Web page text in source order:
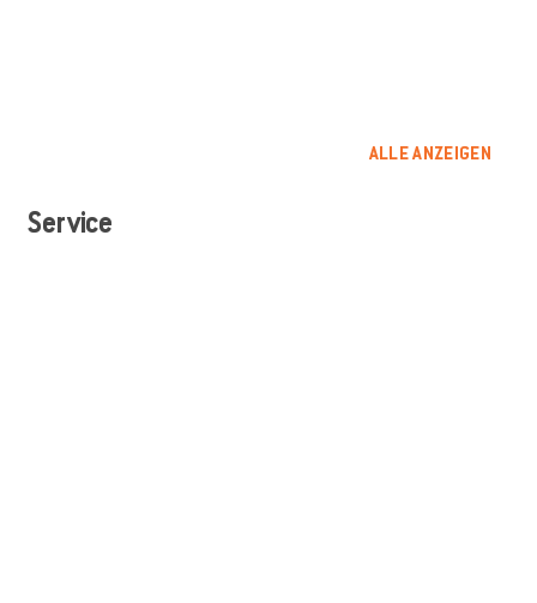
ALLE ANZEIGEN
Service